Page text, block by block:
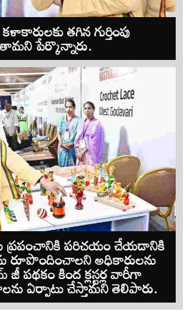
తగిన గుర్తింపు
పేర్కొన్నారు.
పరిచయం చేయడానికి
రూపొందించాలని అధికారులను
పథకం కింద క్లస్టర్ల వారీగా
ఏర్పాటు చేస్తామని తెలిపారు.